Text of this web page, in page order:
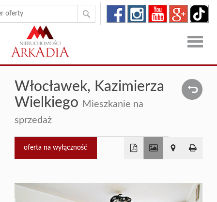
Strona
główna
Oferty
Dron
Włocławek, Kazimierza
Wielkiego Mieszkanie na
sprzedaż
oferta na wyłączność
−